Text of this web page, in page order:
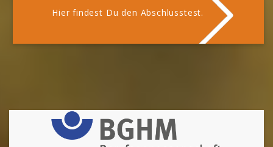
Hier findest Du den Abschlusstest.
[Cocoon] Custom HTML überspringen